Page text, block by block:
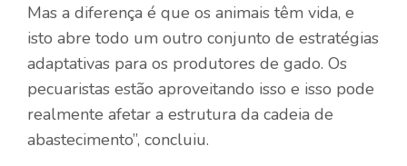
Mas a diferença é que os animais têm vida, e
isto abre todo um outro conjunto de estratégias
adaptativas para os produtores de gado. Os
pecuaristas estão aproveitando isso e isso pode
realmente afetar a estrutura da cadeia de
abastecimento”, concluiu.